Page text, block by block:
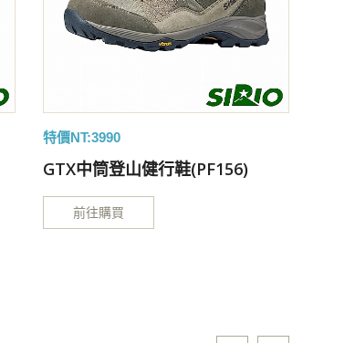
特價NT:3990
GTX中筒登山健行鞋(PF156)
前往購買